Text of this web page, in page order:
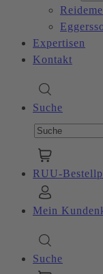
Expertisen
Kontakt
Suche
RUU-
Mein
Suche